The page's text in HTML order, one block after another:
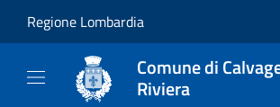
Regione Lombardia
Comune di
Riviera